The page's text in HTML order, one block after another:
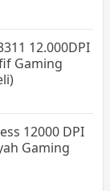
12.000DPI
Gaming
12000 DPI
Gaming